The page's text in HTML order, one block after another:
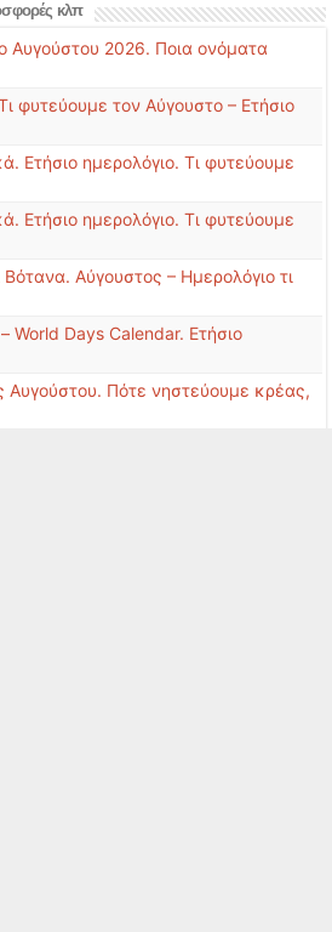
κλπ
Αυγούστου 2026. Ποια ονόματα
φυτεύουμε τον Αύγουστο – Ετήσιο
Ετήσιο ημερολόγιο. Τι φυτεύουμε
Ετήσιο ημερολόγιο. Τι φυτεύουμε
Αύγουστος – Ημερολόγιο τι
World Days Calendar. Ετήσιο
Αυγούστου. Πότε νηστεύουμε κρέας,